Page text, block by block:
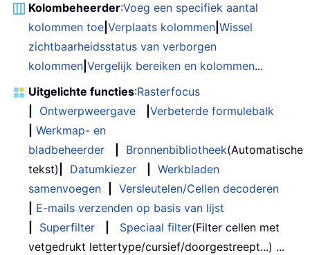
Kolombeheerder:Voeg een specifiek aantal
kolommen toe Verplaats kolommen Wissel
zichtbaarheidsstatus van verborgen
kolommen Vergelijk bereiken en kolommen...
Uitgelichte functies:Rasterfocus
Ontwerpweergave
Verbeterde formulebalk
Werkmap- en
bladbeheerder
Bronnenbibliotheek(Automatische
tekst)
Datumkiezer
Werkbladen
samenvoegen
Versleutelen/Cellen decoderen
E-mails verzenden op basis van lijst
Superfilter Speciaal filter(Filter cellen met
vetgedrukt lettertype/cursief/doorgestreept...) ...